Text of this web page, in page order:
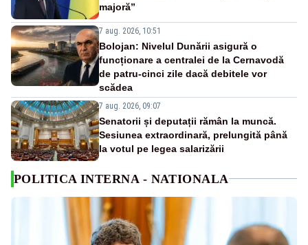
majoră”
7 aug. 2026, 10:51
Bolojan: Nivelul Dunării asigură o
funcționare a centralei de la Cernavodă
de patru-cinci zile dacă debitele vor
scădea
7 aug. 2026, 09:07
Senatorii și deputații rămân la muncă.
Sesiunea extraordinară, prelungită până
la votul pe legea salarizării
POLITICA INTERNA - NATIONALA